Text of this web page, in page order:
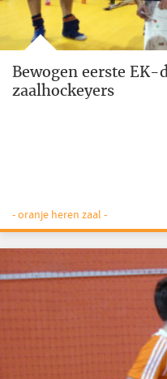
Bewogen eerste EK-
zaalhockeyers
- oranje heren zaal -